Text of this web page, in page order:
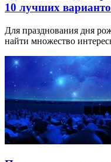
10 лучших
Для празднования дня
найти множество